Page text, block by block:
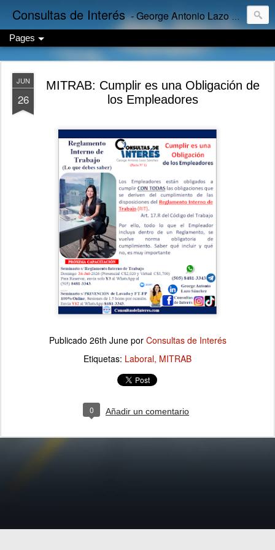
Consultas de Interés - George Antonio Lazo Sánchez
Pages
JUN
26
MITRAB: Cumplir es una Obligación de
los Empleadores
Publicado 26th Junepor Consultas de Interés
Etiquetas: Laboral MITRAB
0 Añadir un comentario